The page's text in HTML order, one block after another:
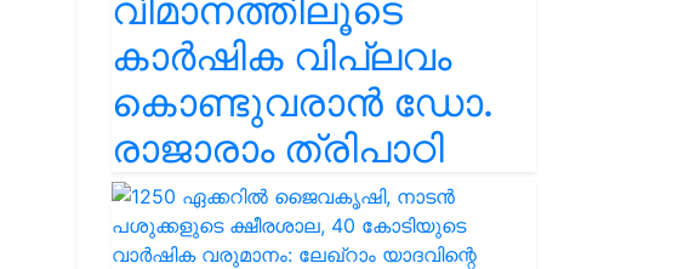
വിമാനത്തിലൂടെ
കാർഷിക വിപ്ലവം
കൊണ്ടുവരാൻ ഡോ.
രാജാരാം ത്രിപാഠി